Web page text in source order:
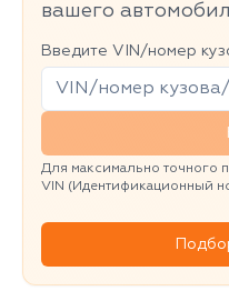
вашего
Введите VIN/номер
Для максимально точного
VIN (Идентификационный